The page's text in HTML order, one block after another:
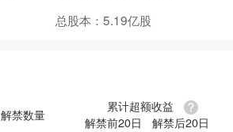
总股本： 5.19亿股
解禁数量
累计超额收益
解禁前20日
解禁后20日